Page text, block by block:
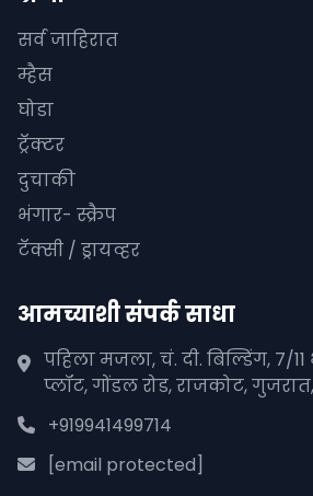
सर्व जाहिरात
म्हैस
घोडा
ट्रॅक्टर
दुचाकी
भंगार- स्क्रैप
टॅक्सी / ड्रायव्हर
आमच्याशी संपर्क साधा
पहिला मजला, चं. दी. बिल्डिंग, 7/
प्लॉट, गोंडल रोड, राजकोट,
+919941499714
[email protected]